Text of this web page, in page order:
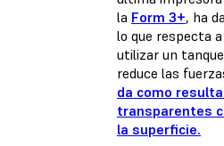
la Form 3+, ha
lo que respecta
utilizar un
reduce las
da como
transparentes
la superficie.